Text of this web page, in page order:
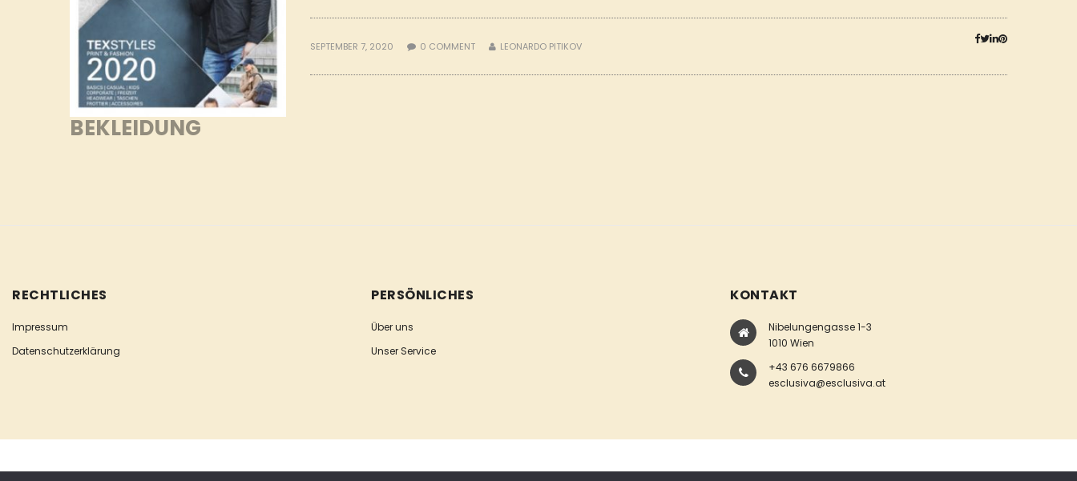
BEKLEIDUNG
SEPTEMBER 7, 2020 0 COMMENT LEONARDO PITIKOV
RECHTLICHES
Impressum
Datenschutzerklärung
PERSÖNLICHES
Über uns
Unser Service
KONTAKT
Nibelungengasse 1-3
1010 Wien
+43 676 6679866
esclusiva@esclusiva.at